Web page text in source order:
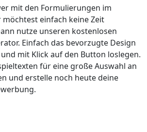
mit den Formulierungen im
einfach keine Zeit
nutze unseren kostenlosen
Einfach das bevorzugte Design
mit Klick auf den Button loslegen.
für eine große Auswahl an
und erstelle noch heute deine